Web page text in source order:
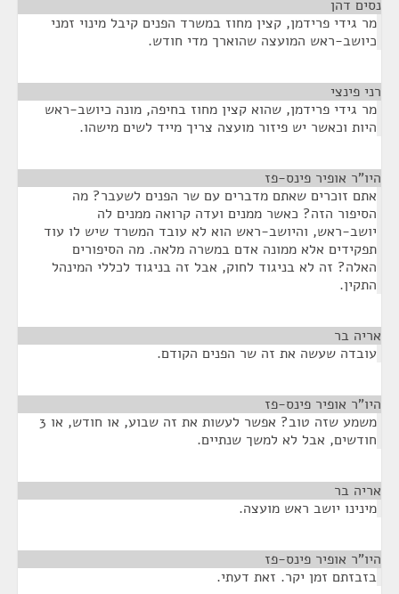
נסים דהן
מר גידי פרידמן, קצין מחוז במשרד הפנים קיבל מינוי זמני
כיושב-ראש המועצה שהוארך מדי חודש.
רני פינצי
מר גידי פרידמן, שהוא קצין מחוז בחיפה, מונה כיושב-ראש
היות וכאשר יש פיזור מועצה צריך מייד לשים מישהו.
היו"ר אופיר פינס-פז
אתם זוכרים שאתם מדברים עם שר הפנים לשעבר? מה
הסיפור הזה? כאשר ממנים ועדה קרואה ממנים לה
יושב-ראש, והיושב-ראש הוא לא עובד המשרד שיש לו עוד
תפקידים אלא ממונה אדם במשרה מלאה. מה הסיפורים
האלה? זה לא בניגוד לחוק, אבל זה בניגוד לכללי המינהל
התקין.
אריה בר
עובדה שעשה את זה שר הפנים הקודם.
היו"ר אופיר פינס-פז
משמע שזה טוב? אפשר לעשות את זה שבוע, או חודש, או 3
חודשים, אבל לא למשך שנתיים.
אריה בר
מינינו יושב ראש מועצה.
היו"ר אופיר פינס-פז
בזבזתם זמן יקר. זאת דעתי.